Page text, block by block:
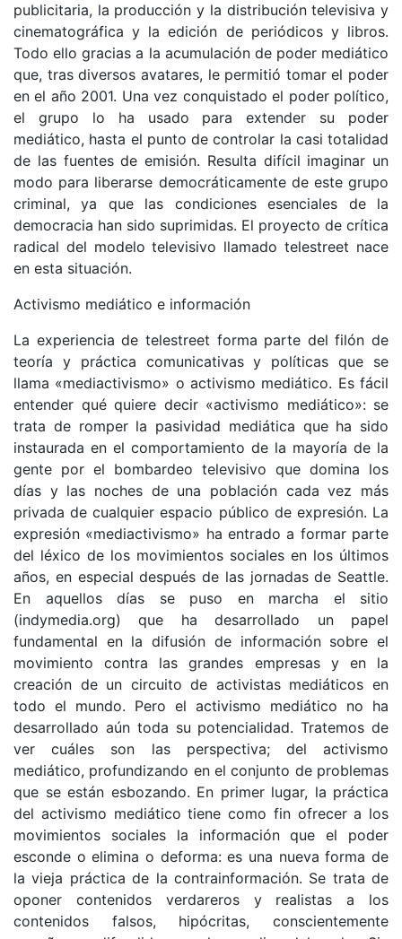
publicitaria, la producción y la distribución televisiva y
cinematográfica y la edición de periódicos y libros.
Todo ello gracias a la acumulación de poder mediático
que, tras diversos avatares, le permitió tomar el poder
en el año 2001. Una vez conquistado el poder político,
el grupo lo ha usado para extender su poder
mediático, hasta el punto de controlar la casi totalidad
de las fuentes de emisión. Resulta difícil imaginar un
modo para liberarse democráticamente de este grupo
criminal, ya que las condiciones esenciales de la
democracia han sido suprimidas. El proyecto de crítica
radical del modelo televisivo llamado telestreet nace
en esta situación.
Activismo mediático e información
La experiencia de telestreet forma parte del filón de
teoría y práctica comunicativas y políticas que se
llama «mediactivismo» o activismo mediático. Es fácil
entender qué quiere decir «activismo mediático»: se
trata de romper la pasividad mediática que ha sido
instaurada en el comportamiento de la mayoría de la
gente por el bombardeo televisivo que domina los
días y las noches de una población cada vez más
privada de cualquier espacio público de expresión. La
expresión «mediactivismo» ha entrado a formar parte
del léxico de los movimientos sociales en los últimos
años, en especial después de las jornadas de Seattle.
En aquellos días se puso en marcha el sitio
(indymedia.org) que ha desarrollado un papel
fundamental en la difusión de información sobre el
movimiento contra las grandes empresas y en la
creación de un circuito de activistas mediáticos en
todo el mundo. Pero el activismo mediático no ha
desarrollado aún toda su potencialidad. Tratemos de
ver cuáles son las perspectiva; del activismo
mediático, profundizando en el conjunto de problemas
que se están esbozando. En primer lugar, la práctica
del activismo mediático tiene como fin ofrecer a los
movimientos sociales la información que el poder
esconde o elimina o deforma: es una nueva forma de
la vieja práctica de la contrainformación. Se trata de
oponer contenidos verdareros y realistas a los
contenidos falsos, hipócritas, conscientemente